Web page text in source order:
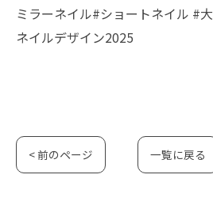
ミラーネイル#ショートネイル #
ネイルデザイン2025
< 前のページ 一覧に戻る